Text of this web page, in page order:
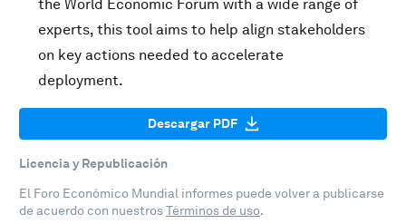
the World Economic Forum with a wide range of
experts, this tool aims to help align stakeholders
on key actions needed to accelerate
deployment.
Descargar PDF
Licencia y Republicación
El Foro Económico Mundial informes puede volver a publicarse
de acuerdo con nuestrosTérminos de uso.